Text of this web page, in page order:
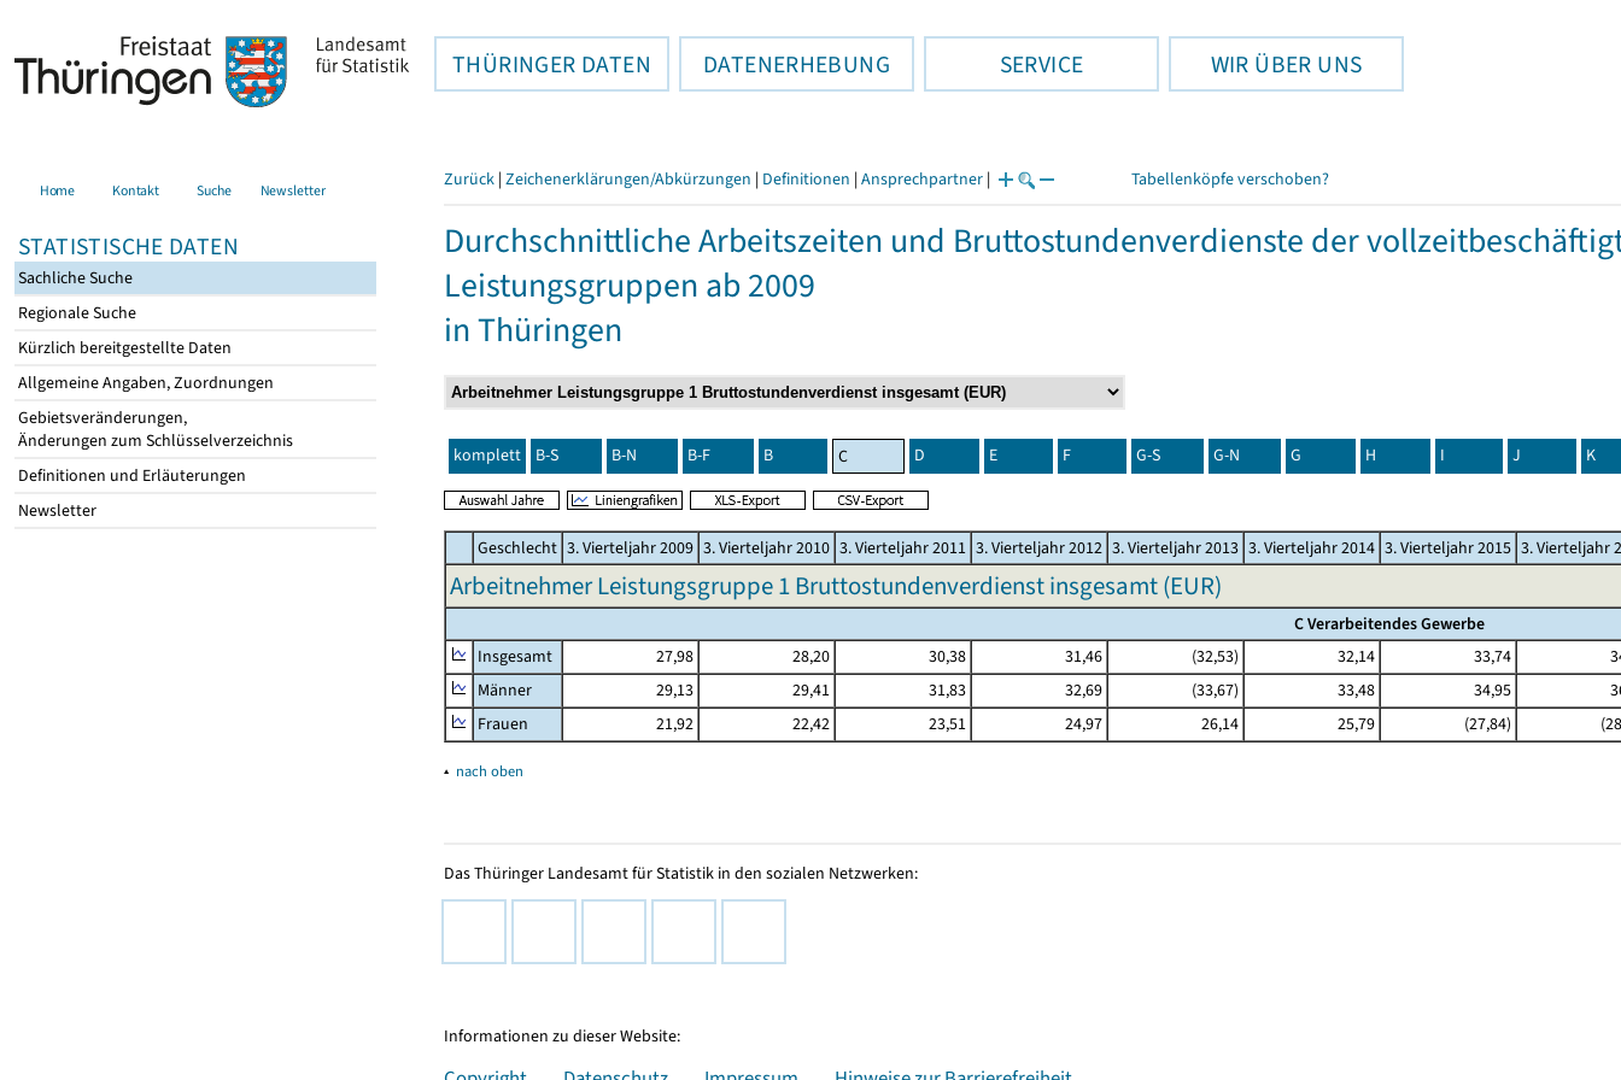
THÜRINGER DATEN DATENERHEBUNG SERVICE WIR ÜBER UNS
Home Kontakt Suche Newsletter
STATISTISCHE DATEN
Sachliche Suche
Regionale Suche
Kürzlich bereitgestellte Daten
Allgemeine Angaben, Zuordnungen
Gebietsveränderungen,
Änderungen zum Schlüsselverzeichnis
Definitionen und Erläuterungen
Newsletter
Zurück | Zeichenerklärungen/Abkürzungen | Definitionen | Ansprechpartner | Tabellenköpfe verschoben?
Durchschnittliche Arbeitszeiten und Bruttostundenverdienste der
Leistungsgruppen ab 2009
in Thüringen
komplett B-S B-N B-F B C D E F G-S G-N G H I J K
Geschlecht 3. Vierteljahr 2009 3. Vierteljahr 2010 3. Vierteljahr 2011 3. Vierteljahr 2012 3. Vierteljahr 2013 3. Vierteljahr 2014 3. Vierteljahr 2015 3. Vierteljahr
Arbeitnehmer Leistungsgruppe 1 Bruttostundenverdienst insgesamt (EUR)
C Verarbeitendes Gewerbe
Insgesamt
27,98 28,20 30,38 31,46 (32,53) 32,14 33,74
Männer
29,13 29,41 31,83 32,69 (33,67) 33,48 34,95
Frauen
21,92 22,42 23,51 24,97 26,14 25,79 (27,84)
▴ nach oben
Das Thüringer Landesamt für Statistik in den sozialen Netzwerken:
Informationen zu dieser Website: